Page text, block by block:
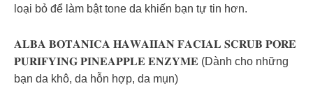
loại bỏ để làm bật tone da khiến bạn tự tin hơn.
𝐀𝐋𝐁𝐀 𝐁𝐎𝐓𝐀𝐍𝐈𝐂𝐀 𝐇𝐀𝐖𝐀𝐈𝐈𝐀𝐍 𝐅𝐀𝐂𝐈𝐀𝐋 𝐒𝐂𝐑𝐔𝐁 𝐏𝐎𝐑𝐄
𝐏𝐔𝐑𝐈𝐅𝐘𝐈𝐍𝐆 𝐏𝐈𝐍𝐄𝐀𝐏𝐏𝐋𝐄 𝐄𝐍𝐙𝐘𝐌𝐄 (Dành cho những
bạn da khô, da hỗn hợp, da mụn)